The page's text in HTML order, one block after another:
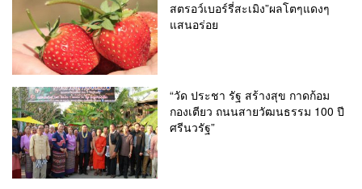
สตรอว์เบอร์รี่สะเมิง”ผลโตๆแดงๆ
แสนอร่อย
“วัด ประชา รัฐ สร้างสุข กาดก้อม
กองเตียว ถนนสายวัฒนธรรม 100 ปี
ศรีนวรัฐ”